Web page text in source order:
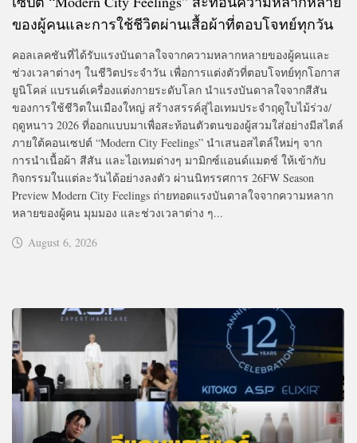
ของผู้คนและการใช้ชีวิตผ่านเสื้อผ้าที่ตอบโจทย์ทุกวัน
คอลเลคชันที่ได้รับแรงบันดาลใจจากความหลากหลายของผู้คนและ
ช่วงเวลาต่างๆ ในชีวิตประจำวัน เพื่อการแต่งตัวที่ตอบโจทย์ทุกโอกาส
ยูนิโคล่ แบรนด์เครื่องแต่งกายระดับโลก นำแรงบันดาลใจจากสีสัน
ของการใช้ชีวิตในเมืองใหญ่ สร้างสรรค์สู่ไอเทมประจำฤดูใบไม้ร่วง/
ฤดูหนาว 2026 ที่ออกแบบมาเพื่อสะท้อนตัวตนของผู้สวมใส่อย่างมีสไตล์
ภายใต้คอนเซปต์ “Modern City Feelings” นำเสนอสไตล์ใหม่ๆ จาก
การนำเนื้อผ้า สีสัน และไอเทมต่างๆ มามิกซ์แอนด์แมตช์ ให้เข้ากับ
กิจกรรมในแต่ละวันได้อย่างลงตัว ผ่านนิทรรศการ 26FW Season
Preview Modern City Feelings ถ่ายทอดแรงบันดาลใจจากความหลาก
หลายของผู้คน มุมมอง และช่วงเวลาต่าง ๆ...
August 6, 2026